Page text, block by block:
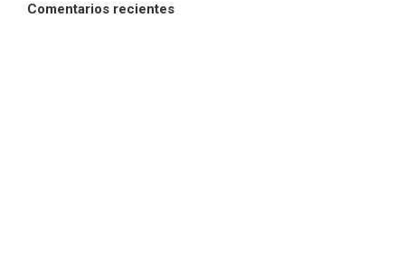
Comentarios recientes